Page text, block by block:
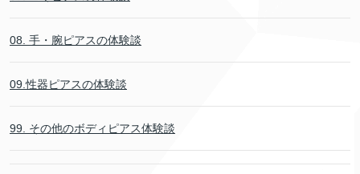
08. 手・腕ピアスの体験談
09.性器ピアスの体験談
99. その他のボディピアス体験談